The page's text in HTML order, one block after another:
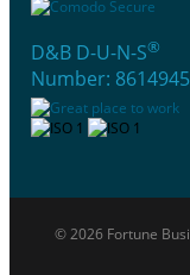
D&B D-U-N-S®
Number:
© 2026 Fortune